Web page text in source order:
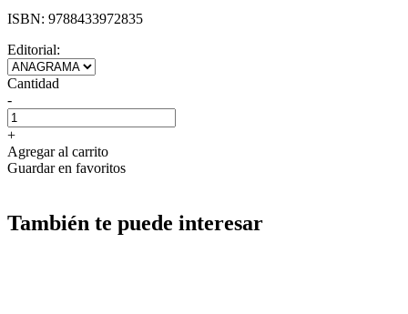
ISBN: 9788433972835
Editorial:
Cantidad
-
+
Agregar al carrito
Guardar en favoritos
También te puede interesar